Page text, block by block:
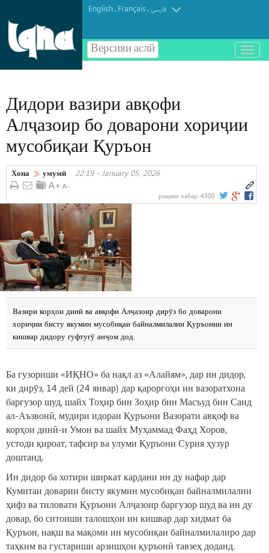
English. Français.فارسی
Версияи аслӣ
باز
و
Дидори вазири авқофи
Алҷазоир бо доварони хориҷии
мусобиқаи Қуръон
Хона умумӣ 22:19 - January 05, 2026
рақами хабар: 4300
Вазири корҳои динӣ ва авқофи Алҷазоир дирӯз бо доварони
хориҷии бисту якумин мусобиқаи байналмилалии Қуръонии ин
кишвар дидору гуфтугӯ анҷом дод.
Ба гузориши «ИҚНО» ба нақл аз «Алайям», дар ин дидор,
ки дирӯз, 14 дей (24 январ) дар қароргоҳи ин вазоратхона
баргузор шуд, шайх Тоҳир бин Зоҳир бин Масъуд бин Саид
ал-Аъзвонӣ, мудири идораи Қуръони Вазорати авқоф ва
корҳои динӣ-и Умон ва шайх Муҳаммад Фаҳд Хоров,
устоди қироат, тафсир ва улуми Қуръони Сурия ҳузур
доштанд.
Ин дидор ба хотири ширкат кардани ин ду нафар дар
Кумитаи доварии бисту якумин мусобиқаи байналмилалии
ҳифз ва тиловати Қуръони Алҷазоир баргузор шуд ва ин ду
довар, бо ситоиши талошҳои ин кишвар дар хидмат ба
Қуръон, нақш ва мақоми ин мусобиқаи байналмилалиро дар
таҳким ва густариши арзишҳои қуръонӣ тавзеҳ доданд.